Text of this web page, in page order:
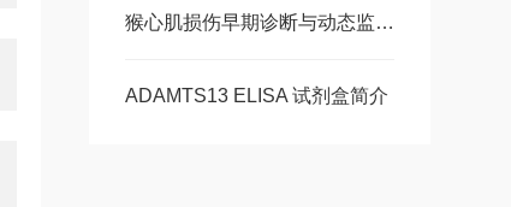
猴心肌损伤早期诊断与动态监测-猴肌红蛋白ELISA 试剂盒
ADAMTS13 ELISA 试剂盒简介